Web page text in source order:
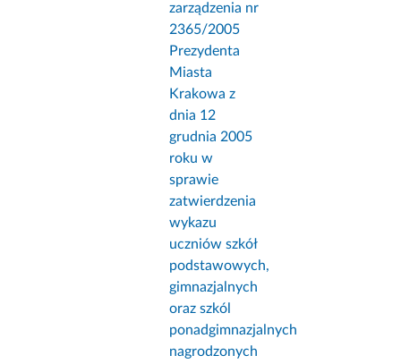
zarządzenia nr
2365/2005
Prezydenta
Miasta
Krakowa z
dnia 12
grudnia 2005
roku w
sprawie
zatwierdzenia
wykazu
uczniów szkół
podstawowych,
gimnazjalnych
oraz szkól
ponadgimnazjalnych
nagrodzonych